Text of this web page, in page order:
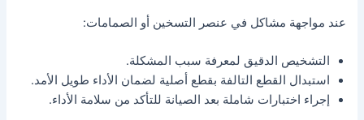
عند مواجهة مشاكل في عنصر التسخين أو الصمامات:
التشخيص الدقيق لمعرفة سبب المشكلة.
استبدال القطع التالفة بقطع أصلية لضمان الأداء طويل الأمد.
إجراء اختبارات شاملة بعد الصيانة للتأكد من سلامة الأداء.